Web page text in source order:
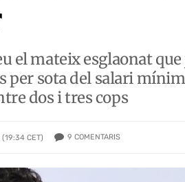
el mateix esglaonat
per sota del salari
dos i tres cops
CET) 9 COMENTARIS